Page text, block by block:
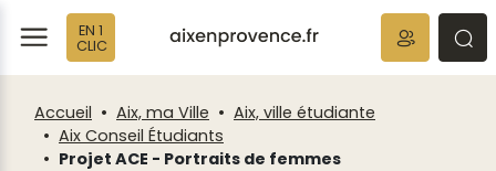
EN 1
CLIC
Accueil Aix, ma Ville
Aix, ville étudiante
Aix Conseil Étudiants
Projet ACE - Portraits de femmes
Fenêtre
de
chat
Panneau de gestion des cookies